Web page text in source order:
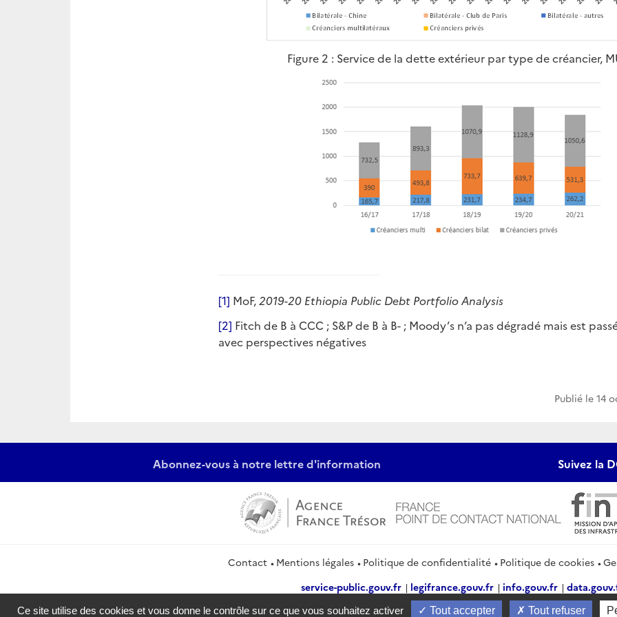
Figure 2 : Service de la dette extérieur par type de créancier,
[1] MoF,2019-20 Ethiopia Public Debt Portfolio Analysis
[2] Fitch de B à CCC ; S&P de B à B- ; Moody’s n’a pas dégradé mais est
avec perspectives négatives
Publié le 14
Abonnez-vous à notre lettre d'information Suivez la
Contact Mentions légales Politique de confidentialité Politique de cookies
service-public.gouv.fr
legifrance.gouv.fr info.gouv.fr
2026 Direction générale du Trésor
Ce site utilise des cookies et vous donne le contrôle sur ce que vous souhaitez activer Tout accepter Tout refuser